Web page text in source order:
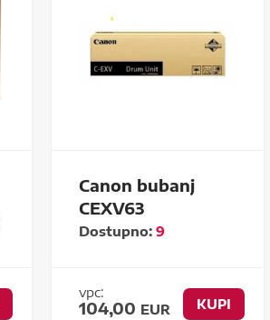
Canon bubanj
CEXV63
Dostupno:9
vpc:
104,00 EUR KUPI